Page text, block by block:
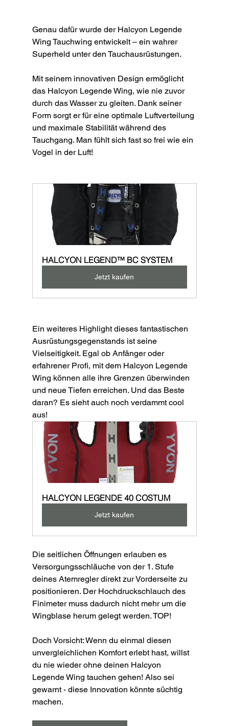
Genau dafür wurde der Halcyon Legende
Wing Tauchwing entwickelt – ein wahrer
Superheld unter den Tauchausrüstungen.
Mit seinem innovativen Design ermöglicht
das Halcyon Legende Wing, wie nie zuvor
durch das Wasser zu gleiten. Dank seiner
Form sorgt er für eine optimale Luftverteilung
und maximale Stabilität während des
Tauchgang. Man fühlt sich fast so frei wie ein
Vogel in der Luft!
HALCYON LEGEND™ BC SYSTEM
Jetzt kaufen
Ein weiteres Highlight dieses fantastischen
Ausrüstungsgegenstands ist seine
Vielseitigkeit. Egal ob Anfänger oder
erfahrener Profi, mit dem Halcyon Legende
Wing können alle ihre Grenzen überwinden
und neue Tiefen erreichen. Und das Beste
daran? Es sieht auch noch verdammt cool
aus!
HALCYON LEGENDE 40 COSTUM
Jetzt kaufen
Die seitlichen Öffnungen erlauben es
Versorgungsschläuche von der 1. Stufe
deines Atemregler direkt zur Vorderseite zu
positionieren. Der Hochdruckschlauch des
Finimeter muss dadurch nicht mehr um die
Wingblase herum gelegt werden. TOP!
Doch Vorsicht: Wenn du einmal diesen
unvergleichlichen Komfort erlebt hast, willst
du nie wieder ohne deinen Halcyon
Legende Wing tauchen gehen! Also sei
gewarnt - diese Innovation könnte süchtig
machen.